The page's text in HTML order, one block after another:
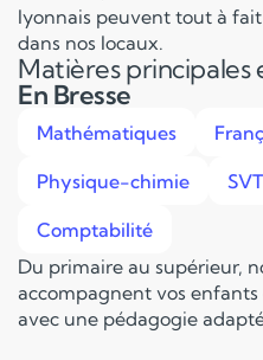
lyonnais peuvent tout à
dans nos locaux.
Matières principales
En Bresse
Mathématiques
Physique-chimie SVT
Comptabilité
Du primaire au supérieur,
accompagnent vos
avec une pédagogie